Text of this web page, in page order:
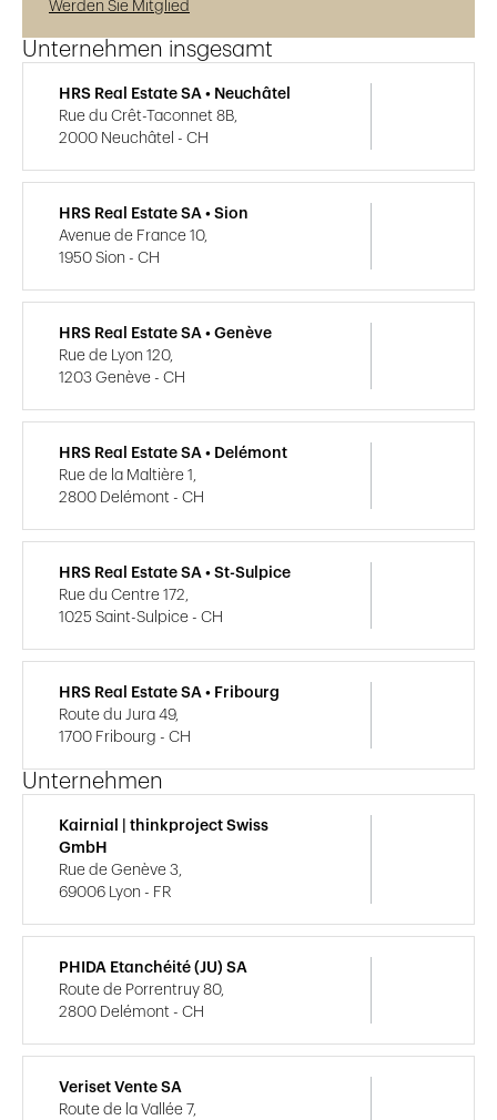
Werden Sie Mitglied
Unternehmen insgesamt
HRS Real Estate SA • Neuchâtel
Rue du Crêt-Taconnet 8B,
2000 Neuchâtel - CH
HRS Real Estate SA • Sion
Avenue de France 10,
1950 Sion - CH
HRS Real Estate SA • Genève
Rue de Lyon 120,
1203 Genève - CH
HRS Real Estate SA • Delémont
Rue de la Maltière 1,
2800 Delémont - CH
HRS Real Estate SA • St-Sulpice
Rue du Centre 172,
1025 Saint-Sulpice - CH
HRS Real Estate SA • Fribourg
Route du Jura 49,
1700 Fribourg - CH
Unternehmen
Kairnial | thinkproject Swiss
GmbH
Rue de Genève 3,
69006 Lyon - FR
PHIDA Etanchéité (JU) SA
Route de Porrentruy 80,
2800 Delémont - CH
Veriset Vente SA
Route de la Vallée 7,